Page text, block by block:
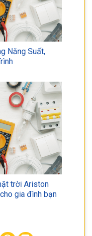
Năng Suất,
trời Ariston
gia đình bạn